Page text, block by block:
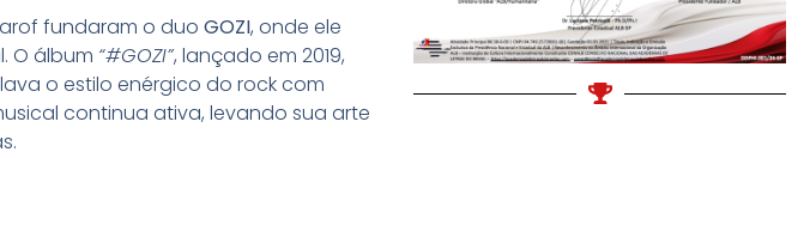
fundaram o duo GOZI, onde ele
O álbum “#GOZI”, lançado em 2019,
o estilo enérgico do rock com
continua ativa, levando sua arte